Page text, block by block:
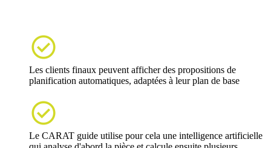

Les clients finaux peuvent afficher des propositions de
planification automatiques, adaptées à leur plan de base

Le CARAT guide utilise pour cela une intelligence artificielle